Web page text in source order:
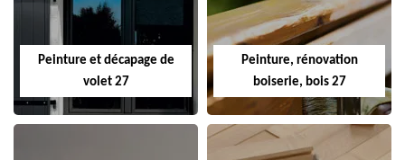
Peinture et décapage de
volet 27
Peinture, rénovation
boiserie, bois 27